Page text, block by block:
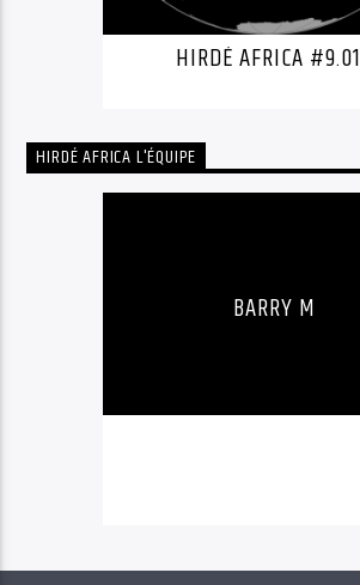
HIRDÉ AFRICA #9.01
HIRDÉ AFRICA L'ÉQUIPE
BARRY M